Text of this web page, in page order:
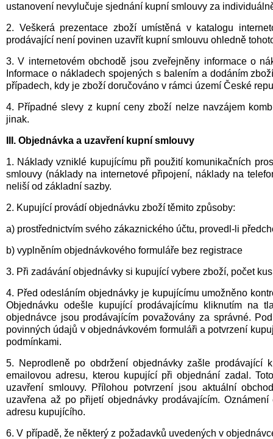
ustanovení nevylučuje sjednání kupní smlouvy za
2. Veškerá prezentace zboží umístěná v katalogu
prodávající není povinen uzavřít kupní smlouvu ohledně
3. V internetovém obchodě jsou zveřejněny informace o
Informace o nákladech spojených s balením a dodáním
případech, kdy je zboží doručováno v rámci území České
4. Případné slevy z kupní ceny zboží nelze navzájem
jinak.
III. Objednávka a uzavření kupní smlouvy
1. Náklady vzniklé kupujícímu při použití komunikačních
smlouvy (náklady na internetové připojení, náklady na
neliší od základní sazby.
2. Kupující provádí objednávku zboží těmito způsoby:
a) prostřednictvím svého zákaznického účtu, provedl-li
b) vyplněním objednávkového formuláře bez registrace
3. Při zadávání objednávky si kupující vybere zboží, počet
4. Před odesláním objednávky je kupujícímu umožněno
Objednávku odešle kupující prodávajícímu kliknutím na
objednávce jsou prodávajícím považovány za správné.
povinných údajů v objednávkovém formuláři a potvrzení
podmínkami.
5. Neprodleně po obdržení objednávky zašle prodávající
emailovou adresu, kterou kupující při objednání zadal.
uzavření smlouvy. Přílohou potvrzení jsou aktuální
uzavřena až po přijetí objednávky prodávajícím.
adresu kupujícího.
6. V případě, že některý z požadavků uvedených v